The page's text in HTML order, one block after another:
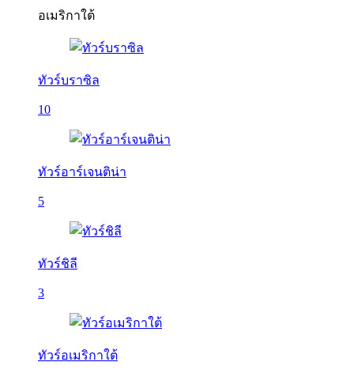
อเมริกาใต้
ทัวร์บราซิล
10
ทัวร์อาร์เจนติน่า
5
ทัวร์ชิลี
3
ทัวร์อเมริกาใต้